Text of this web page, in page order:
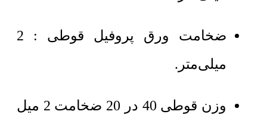
ضخامت ورق پروفیل قوطی : 2
میلی‌متر.
وزن قوطی 40 در 20 ضخامت 2 میل